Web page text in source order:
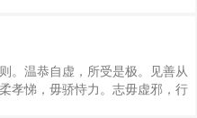
男焉。天子中而处，此谓因天之
之城，城外为之郭，郭外为之
。其水仓，其民强。 赤垆，历
其麻白，其布黄，其草宜白茅与
是土也，命之曰四施，四七二十
中商。其水白而甘，其民
，唯宜黍秫也。宜县泽。行?Z
。温恭自虚，所受是极。见善从
孝悌，毋骄恃力。志毋虚邪，行